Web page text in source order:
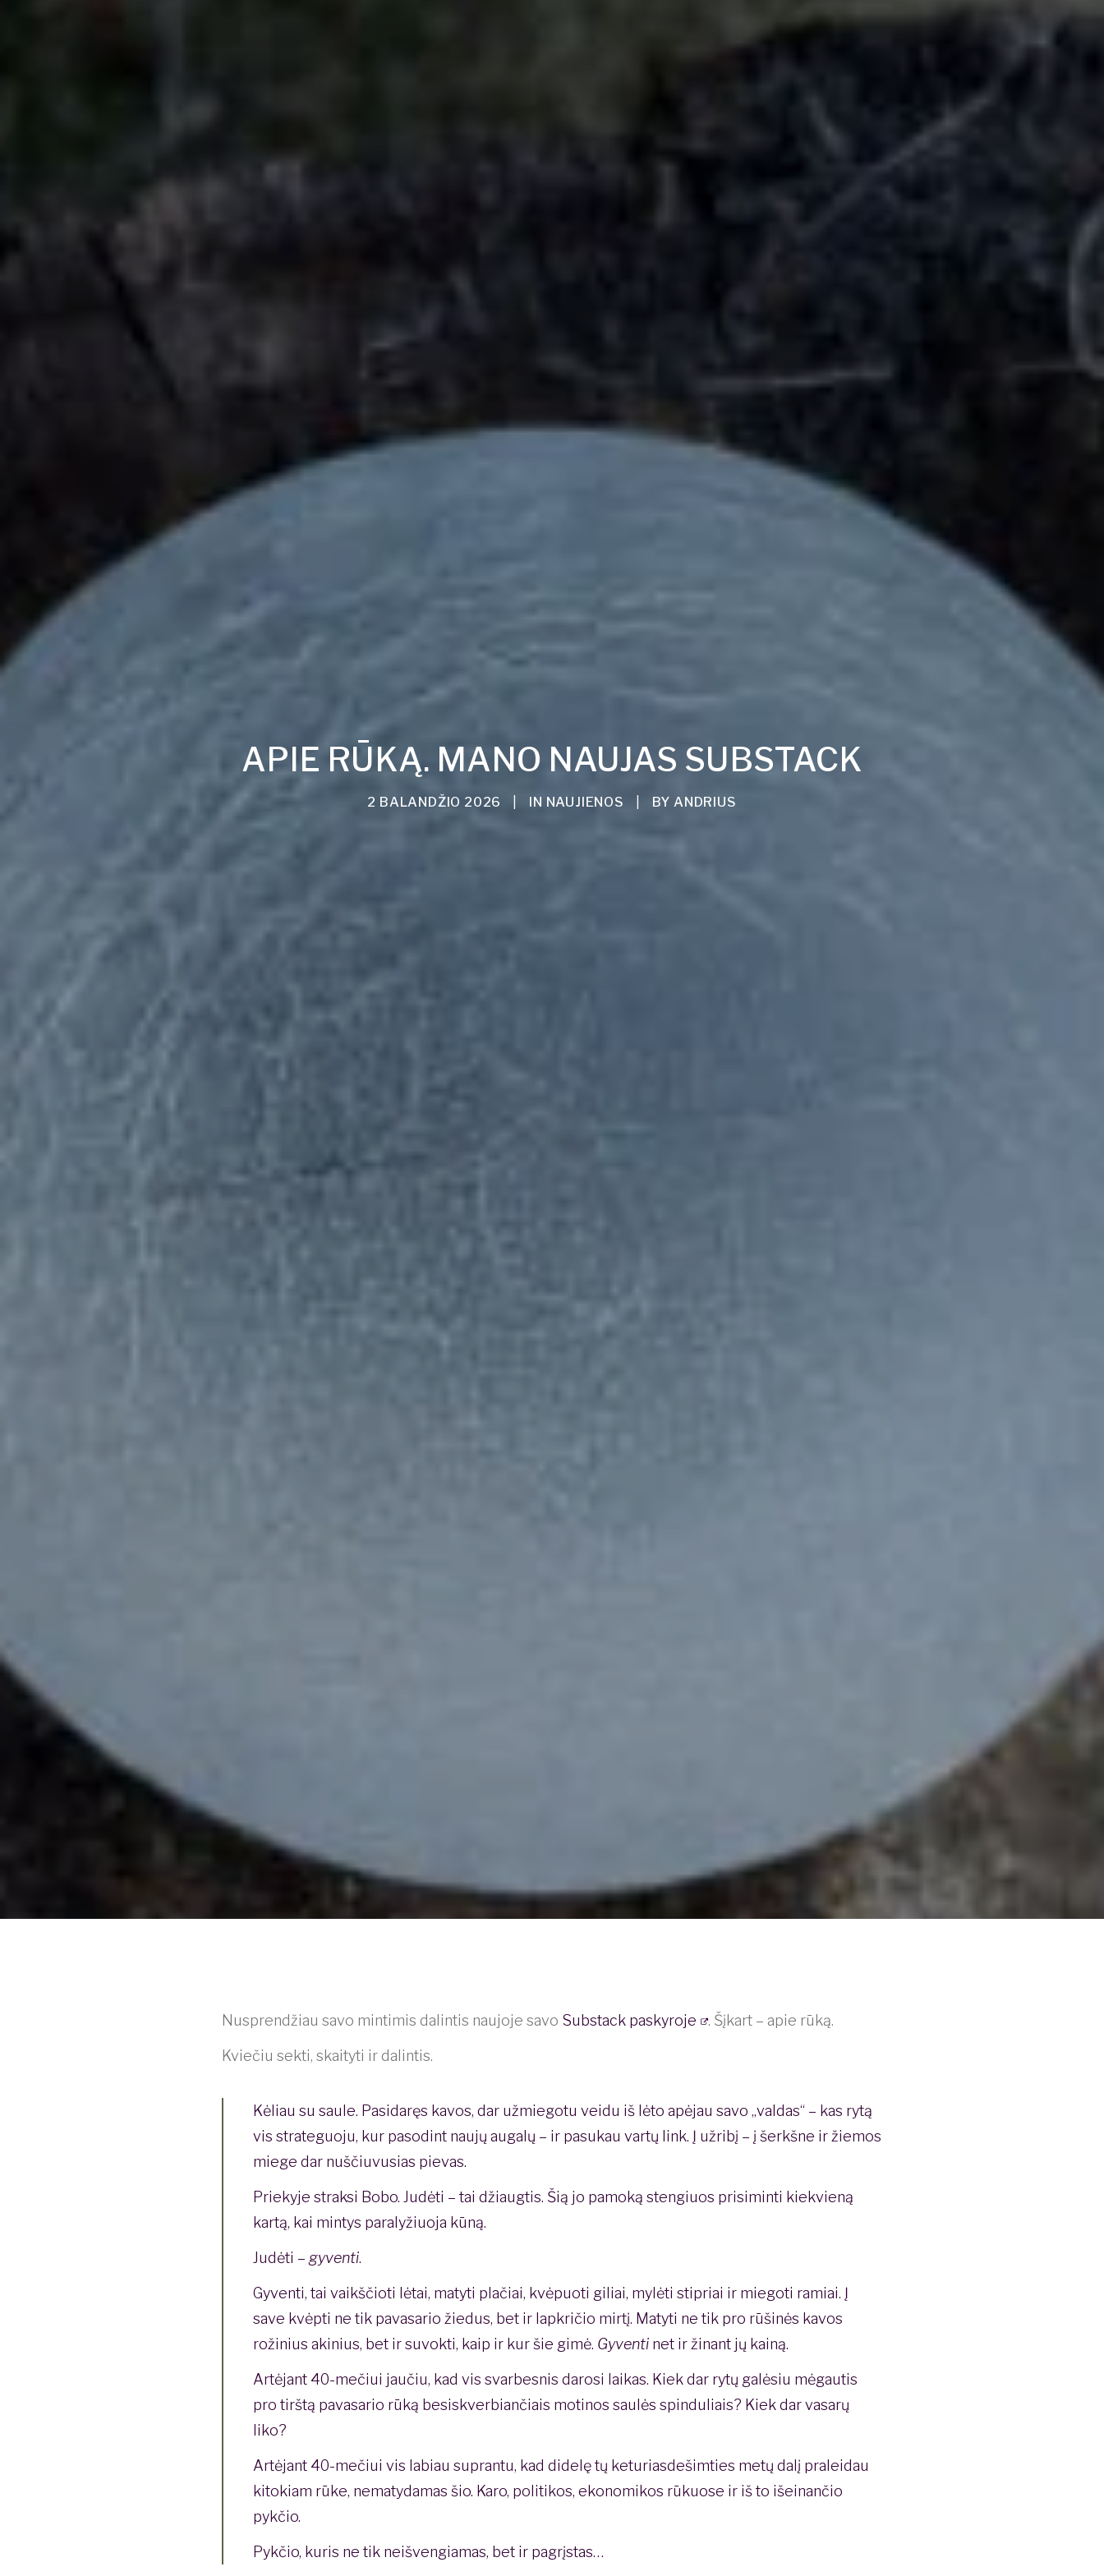
APIE RŪKĄ. MANO NAUJAS SUBSTACK
2 BALANDŽIO 2026 IN NAUJIENOS BY ANDRIUS
Nusprendžiau savo mintimis dalintis naujoje savo Substack paskyroje . Šįkart – apie rūką.
Kviečiu sekti, skaityti ir dalintis.
Kėliau su saule. Pasidaręs kavos, dar užmiegotu veidu iš lėto apėjau savo „valdas“ – kas rytą
vis strateguoju, kur pasodint naujų augalų – ir pasukau vartų link. Į užribį – į šerkšne ir žiemos
miege dar nuščiuvusias pievas.
Priekyje straksi Bobo. Judėti – tai džiaugtis. Šią jo pamoką stengiuos prisiminti kiekvieną
kartą, kai mintys paralyžiuoja kūną.
Judėti – gyventi.
Gyventi, tai vaikščioti lėtai, matyti plačiai, kvėpuoti giliai, mylėti stipriai ir miegoti ramiai. Į
save kvėpti ne tik pavasario žiedus, bet ir lapkričio mirtį. Matyti ne tik pro rūšinės kavos
rožinius akinius, bet ir suvokti, kaip ir kur šie gimė. Gyventi net ir žinant jų kainą.
Artėjant 40-mečiui jaučiu, kad vis svarbesnis darosi laikas. Kiek dar rytų galėsiu mėgautis
pro tirštą pavasario rūką besiskverbiančiais motinos saulės spinduliais? Kiek dar vasarų
liko?
Artėjant 40-mečiui vis labiau suprantu, kad didelę tų keturiasdešimties metų dalį praleidau
kitokiam rūke, nematydamas šio. Karo, politikos, ekonomikos rūkuose ir iš to išeinančio
pykčio.
Pykčio, kuris ne tik neišvengiamas, bet ir pagrįstas…